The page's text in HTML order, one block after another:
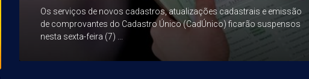
Os serviços de novos cadastros, atualizações cadastrais e emissão
de comprovantes do Cadastro Único (CadÚnico) ficarão suspensos
nesta sexta-feira (7) ...